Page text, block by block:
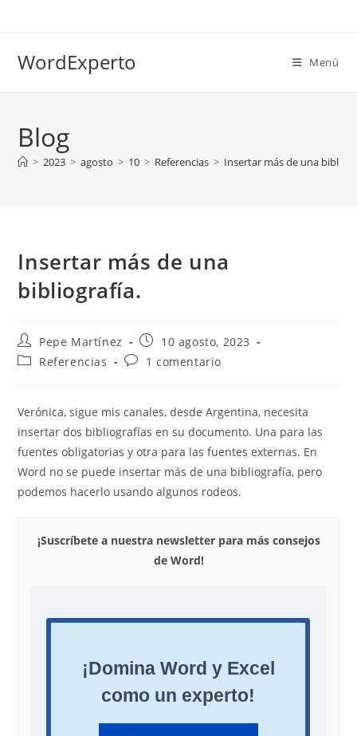
WordExperto Menú
Blog
> 2023 > agosto > 10 > Referencias > Insertar más de una
Insertar más de una
bibliografía.
Autor
de
la
Pepe Martínez
Publicación
de
la
10 agosto, 2023
Categoría
entrada:
Referencias
Comentarios
entrada:
1 comentario
Verónica, sigue mis canales, desde Argentina, necesita
insertar dos bibliografías en su documento. Una para las
fuentes obligatorias y otra para las fuentes externas. En
Word no se puede insertar más de una bibliografía, pero
podemos hacerlo usando algunos rodeos.
¡Suscríbete a nuestra newsletter para más consejos
de Word!